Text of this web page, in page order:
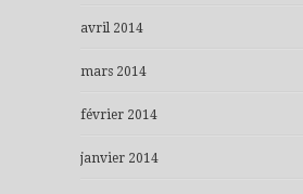
avril 2014
mars 2014
février 2014
janvier 2014